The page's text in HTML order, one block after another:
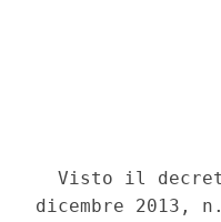
Visto il
dicembre 2013,